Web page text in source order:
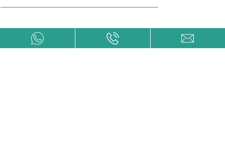
¿QUÉ ES EL RENTING?